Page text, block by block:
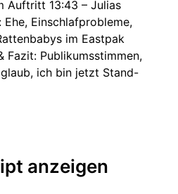
Auftritt 13:43 – Julias
Einschlafprobleme,
im Eastpak
Fazit: Publikumsstimmen,
ich bin jetzt Stand-
anzeigen